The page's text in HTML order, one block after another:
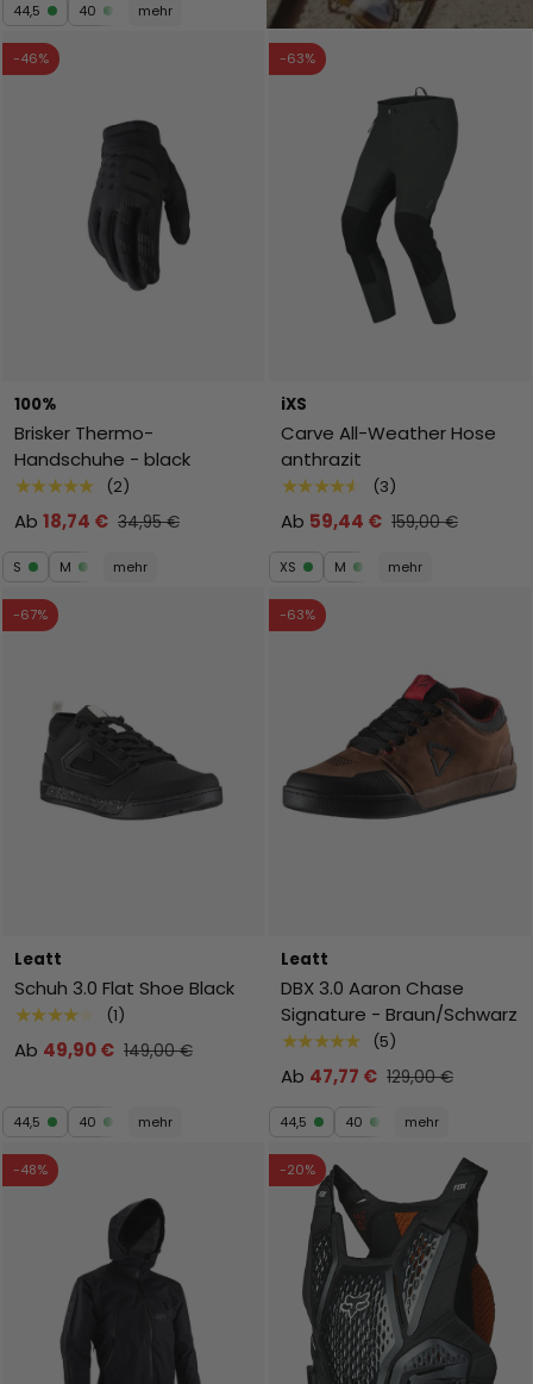
44,5 40 mehr
-46%
100%
Brisker Thermo-
Handschuhe - black
★★★★★ (2)
Ab 18,74 € 34,95 €
S M mehr
-63%
iXS
Carve All-Weather Hose
anthrazit
★★★★★ (3)
Ab 59,44 € 159,00 €
XS M mehr
-67%
Leatt
Schuh 3.0 Flat Shoe Black
★★★★★ (1)
Ab 49,90 € 149,00 €
44,5 40 mehr
-63%
Leatt
DBX 3.0 Aaron Chase
Signature - Braun/Schwarz
★★★★★ (5)
Ab 47,77 € 129,00 €
44,5 40 mehr
-48% -20%